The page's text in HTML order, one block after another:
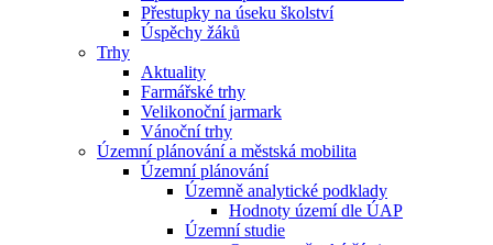
Přestupky na úseku školství
Úspěchy žáků
Trhy
Aktuality
Farmářské trhy
Velikonoční jarmark
Vánoční trhy
Územní plánování a městská mobilita
Územní plánování
Územně analytické podklady
Hodnoty území dle ÚAP
Územní studie